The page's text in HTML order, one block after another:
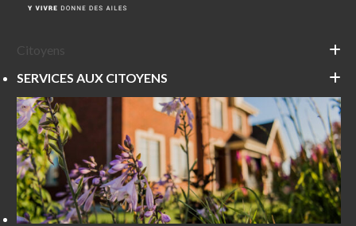
Citoyens
SERVICES AUX CITOYENS